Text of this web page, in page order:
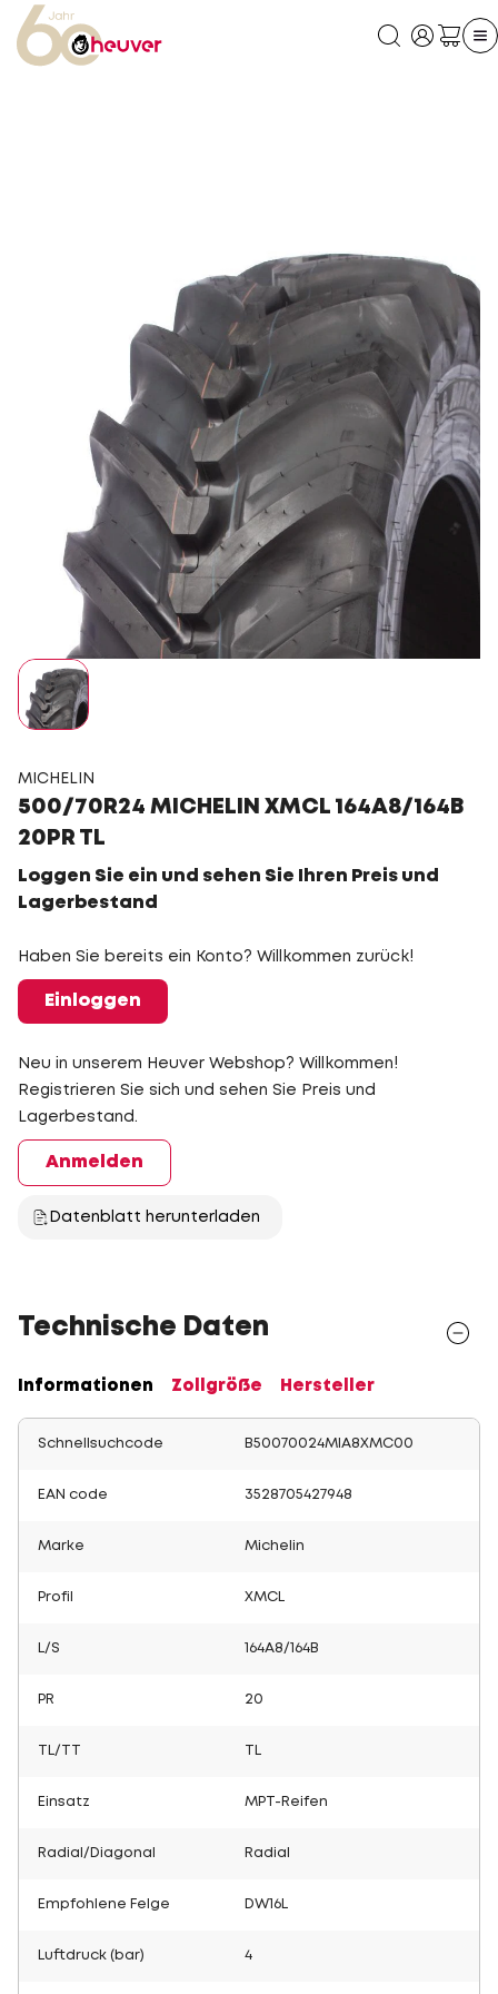
MICHELIN
500/70R24 MICHELIN XMCL 164A8/164B
20PR TL
Loggen Sie ein und sehen Sie Ihren Preis und
Lagerbestand
Haben Sie bereits ein Konto? Willkommen zurück!
Einloggen
Neu in unserem Heuver Webshop? Willkommen!
Registrieren Sie sich und sehen Sie Preis und
Lagerbestand.
Anmelden
Datenblatt herunterladen
Technische Daten
Informationen Zollgröße Hersteller
Schnellsuchcode B50070024MIA8XMC00
EAN code 3528705427948
Marke Michelin
Profil XMCL
L/S 164A8/164B
PR 20
TL/TT
Einsatz MPT-Reifen
Radial/Diagonal Radial
Empfohlene Felge DW16L
Luftdruck (bar) 4